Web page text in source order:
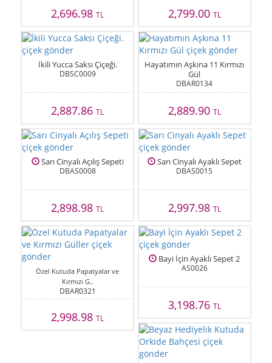
2,696.98TL 2,799.00 TL
İkili Yucca Saksı Çiçeği.
DBSC0009
2,887.86TL
Hayatımın Aşkına 11 Kırmızı
Gül
DBAR0134
2,889.90 TL
Sarı Cinyalı Açılış Sepeti
DBAS0008
2,898.98TL
Sarı Cinyalı Ayaklı Sepet
DBAS0015
2,997.98 TL
Özel Kutuda Papatyalar ve
Kırmızı G..
DBAR0321
2,998.98TL
Bayi İçin Ayaklı Sepet 2
AS0026
3,198.76 TL